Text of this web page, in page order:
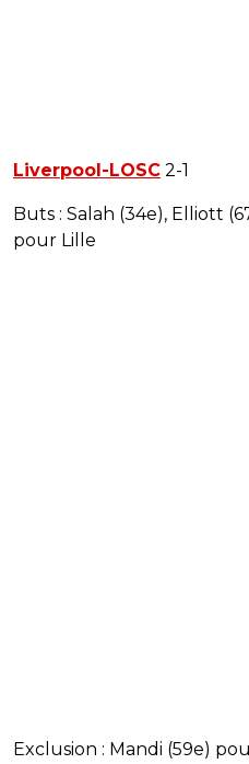
Liverpool-LOSC 2-1
Buts : Salah (34e), Elliott
pour Lille
Exclusion : Mandi (59e)